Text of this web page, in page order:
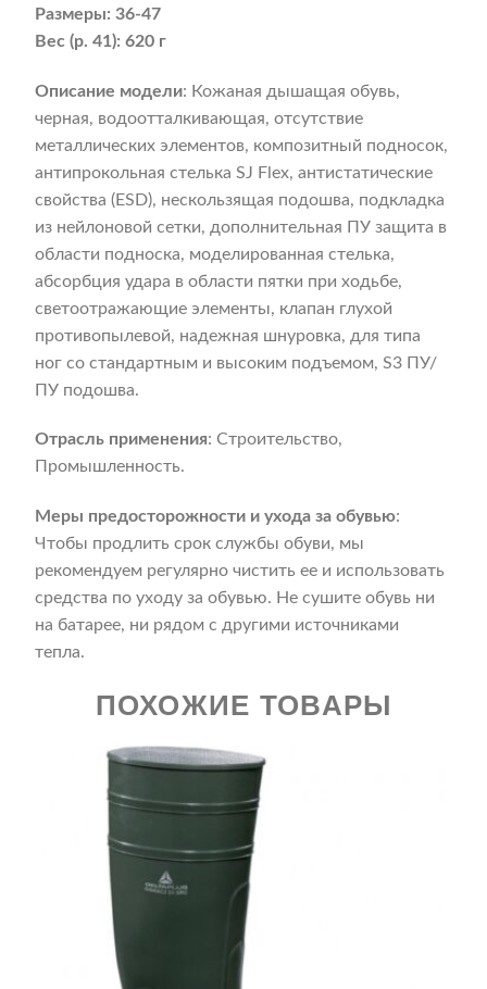
Размеры: 36-47
Вес (р. 41): 620 г
Описание модели: Кожаная дышащая обувь,
черная, водоотталкивающая, отсутствие
металлических элементов, композитный подносок,
антипрокольная стелька SJ Flex, антистатические
свойства (ESD), нескользящая подошва, подкладка
из нейлоновой сетки, дополнительная ПУ защита в
области подноска, моделированная стелька,
абсорбция удара в области пятки при ходьбе,
светоотражающие элементы, клапан глухой
противопылевой, надежная шнуровка, для типа
ног со стандартным и высоким подъемом, S3 ПУ/
ПУ подошва.
Отрасль применения: Строительство,
Промышленность.
Меры предосторожности и ухода за обувью:
Чтобы продлить срок службы обуви, мы
рекомендуем регулярно чистить ее и использовать
средства по уходу за обувью. Не сушите обувь ни
на батарее, ни рядом с другими источниками
тепла.
ПОХОЖИЕ ТОВАРЫ